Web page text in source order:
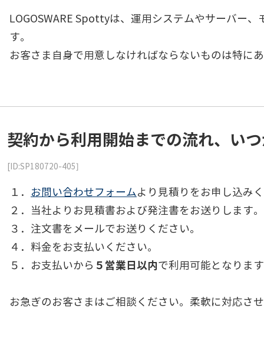
LOGOSWARE Spottyは、運用システムやサーバー
す。
お客さま自身で用意しなければならないものは特に
契約から利用開始までの流れ、い
[ID:SP180720-405]
１． お問い合わせフォームより見積りをお申し込み
２．当社よりお見積書および発注書をお送りします。
３．注文書をメールでお送りください。
４．料金をお支払いください。
５．お支払いから ５営業日以内で利用可能となりま
お急ぎのお客さまはご相談ください。柔軟に対応さ